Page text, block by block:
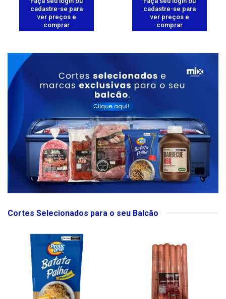
cadastre-se para
ver preços e
comprar
cadastre-se para
ver preços e
comprar
Cortes Selecionados para o seu Balcão